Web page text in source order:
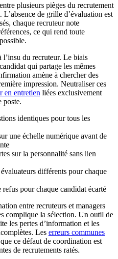
plusieurs pièges du recrutement
de grille d’évaluation est
chaque recruteur note
ce qui rend toute
l’insu du recruteur. Le biais
qui partage les mêmes
amène à chercher des
impression. Neutraliser ces
en entretien liées exclusivement
poste.
identiques pour tous les
une échelle numérique avant de
sur la personnalité sans lien
différents pour chaque
pour chaque candidat écarté
entre recruteurs et managers
complique la sélection. Un outil de
les pertes d’information et les
Les erreurs communes
ce défaut de coordination est
de recrutements ratés.